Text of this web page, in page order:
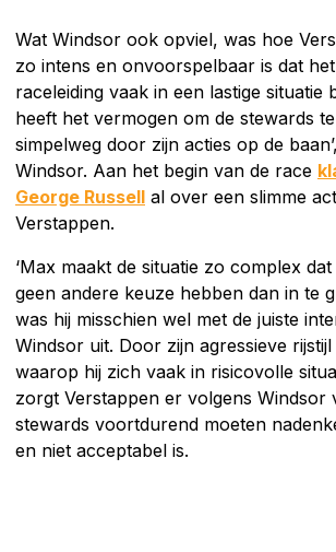
Wat Windsor ook opviel, was hoe
zo intens en onvoorspelbaar is dat
raceleiding vaak in een lastige situatie
heeft het vermogen om de stewards
simpelweg door zijn acties op de
Windsor. Aan het begin van de race
George Russell al over een slimme
Verstappen.
‘Max maakt de situatie zo complex
geen andere keuze hebben dan in te
was hij misschien wel met de juiste
Windsor uit. Door zijn agressieve
waarop hij zich vaak in risicovolle
zorgt Verstappen er volgens Windsor
stewards voortdurend moeten
en niet acceptabel is.